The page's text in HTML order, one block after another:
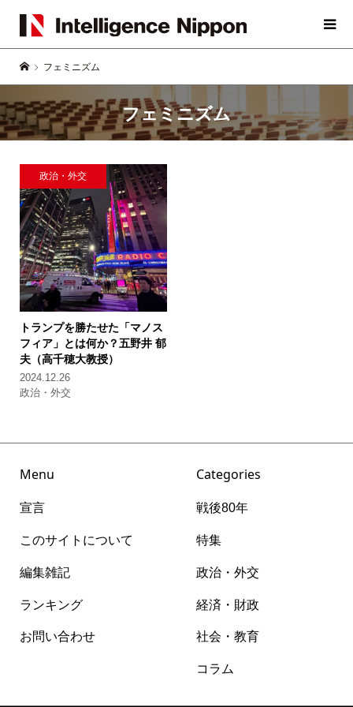
フェミニズム
フェミニズム
政治・外交
トランプを勝たせた「マノス
フィア」とは何か？五野井 郁
夫（高千穂大教授）
2024.12.26
政治・外交
Menu
宣言
このサイトについて
編集雑記
ランキング
お問い合わせ
Categories
戦後80年
特集
政治・外交
経済・財政
社会・教育
コラム